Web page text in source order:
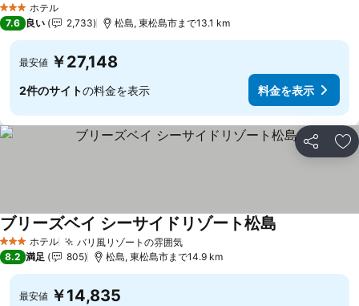
3 ホテルのランク
ホテル
7.6 良い 2,733 松島, 東松島市まで13.1 km
最安値 ￥27,148
2件のサイトの料金を表示 料金を表示
シェア お
3 ホテルのランク
ホテル バリ風リゾートの雰囲気
ブリーズベイ シーサイドリゾート松島
8.2 満足 805 松島, 東松島市まで14.9 km
最安値 ￥14,835